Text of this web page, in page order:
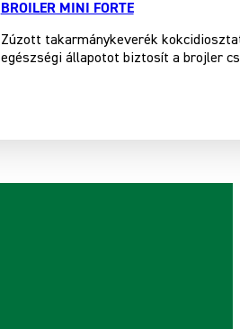
BROILER MINI FORTE
Zúzott takarmánykeverék
egészségi állapotot biztosít a brojler